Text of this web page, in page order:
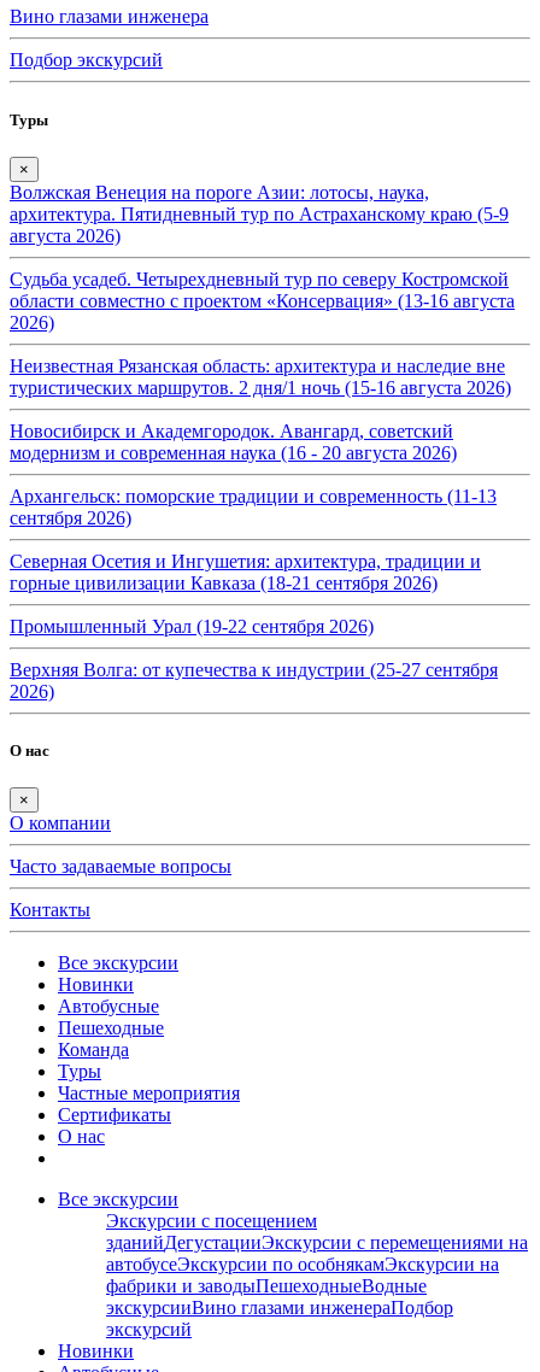
Вино глазами инженера
Подбор экскурсий
Туры
×
Волжская Венеция на пороге Азии: лотосы, наука,
архитектура. Пятидневный тур по Астраханскому краю (5-9
августа 2026)
Судьба усадеб. Четырехдневный тур по северу Костромской
области совместно с проектом «Консервация» (13-16 августа
2026)
Неизвестная Рязанская область: архитектура и наследие вне
туристических маршрутов. 2 дня/1 ночь (15-16 августа 2026)
Новосибирск и Академгородок. Авангард, советский
модернизм и современная наука (16 - 20 августа 2026)
Архангельск: поморские традиции и современность (11-13
сентября 2026)
Северная Осетия и Ингушетия: архитектура, традиции и
горные цивилизации Кавказа (18-21 сентября 2026)
Промышленный Урал (19-22 сентября 2026)
Верхняя Волга: от купечества к индустрии (25-27 сентября
2026)
О нас
×
О компании
Часто задаваемые вопросы
Контакты
Все экскурсии
Новинки
Автобусные
Пешеходные
Команда
Туры
Частные мероприятия
Сертификаты
О нас
Все экскурсии
Экскурсии с посещением
зданийДегустацииЭкскурсии с перемещениями на
автобусеЭкскурсии по особнякамЭкскурсии на
фабрики и заводыПешеходныеВодные
экскурсииВино глазами инженераПодбор
экскурсий
Новинки